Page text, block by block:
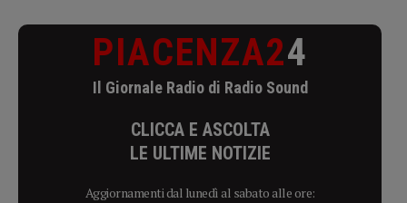
PIACENZA24
Il Giornale Radio di Radio Sound
CLICCA E ASCOLTA
LE ULTIME NOTIZIE
Aggiornamenti dal lunedì al sabato alle ore: